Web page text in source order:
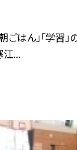
朝ごはん」「学習
江...